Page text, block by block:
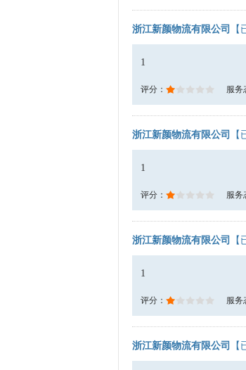
浙江新颜物流有限公司 【
1
评分： 服务
浙江新颜物流有限公司 【
1
评分： 服务
浙江新颜物流有限公司 【
1
评分： 服务
浙江新颜物流有限公司 【